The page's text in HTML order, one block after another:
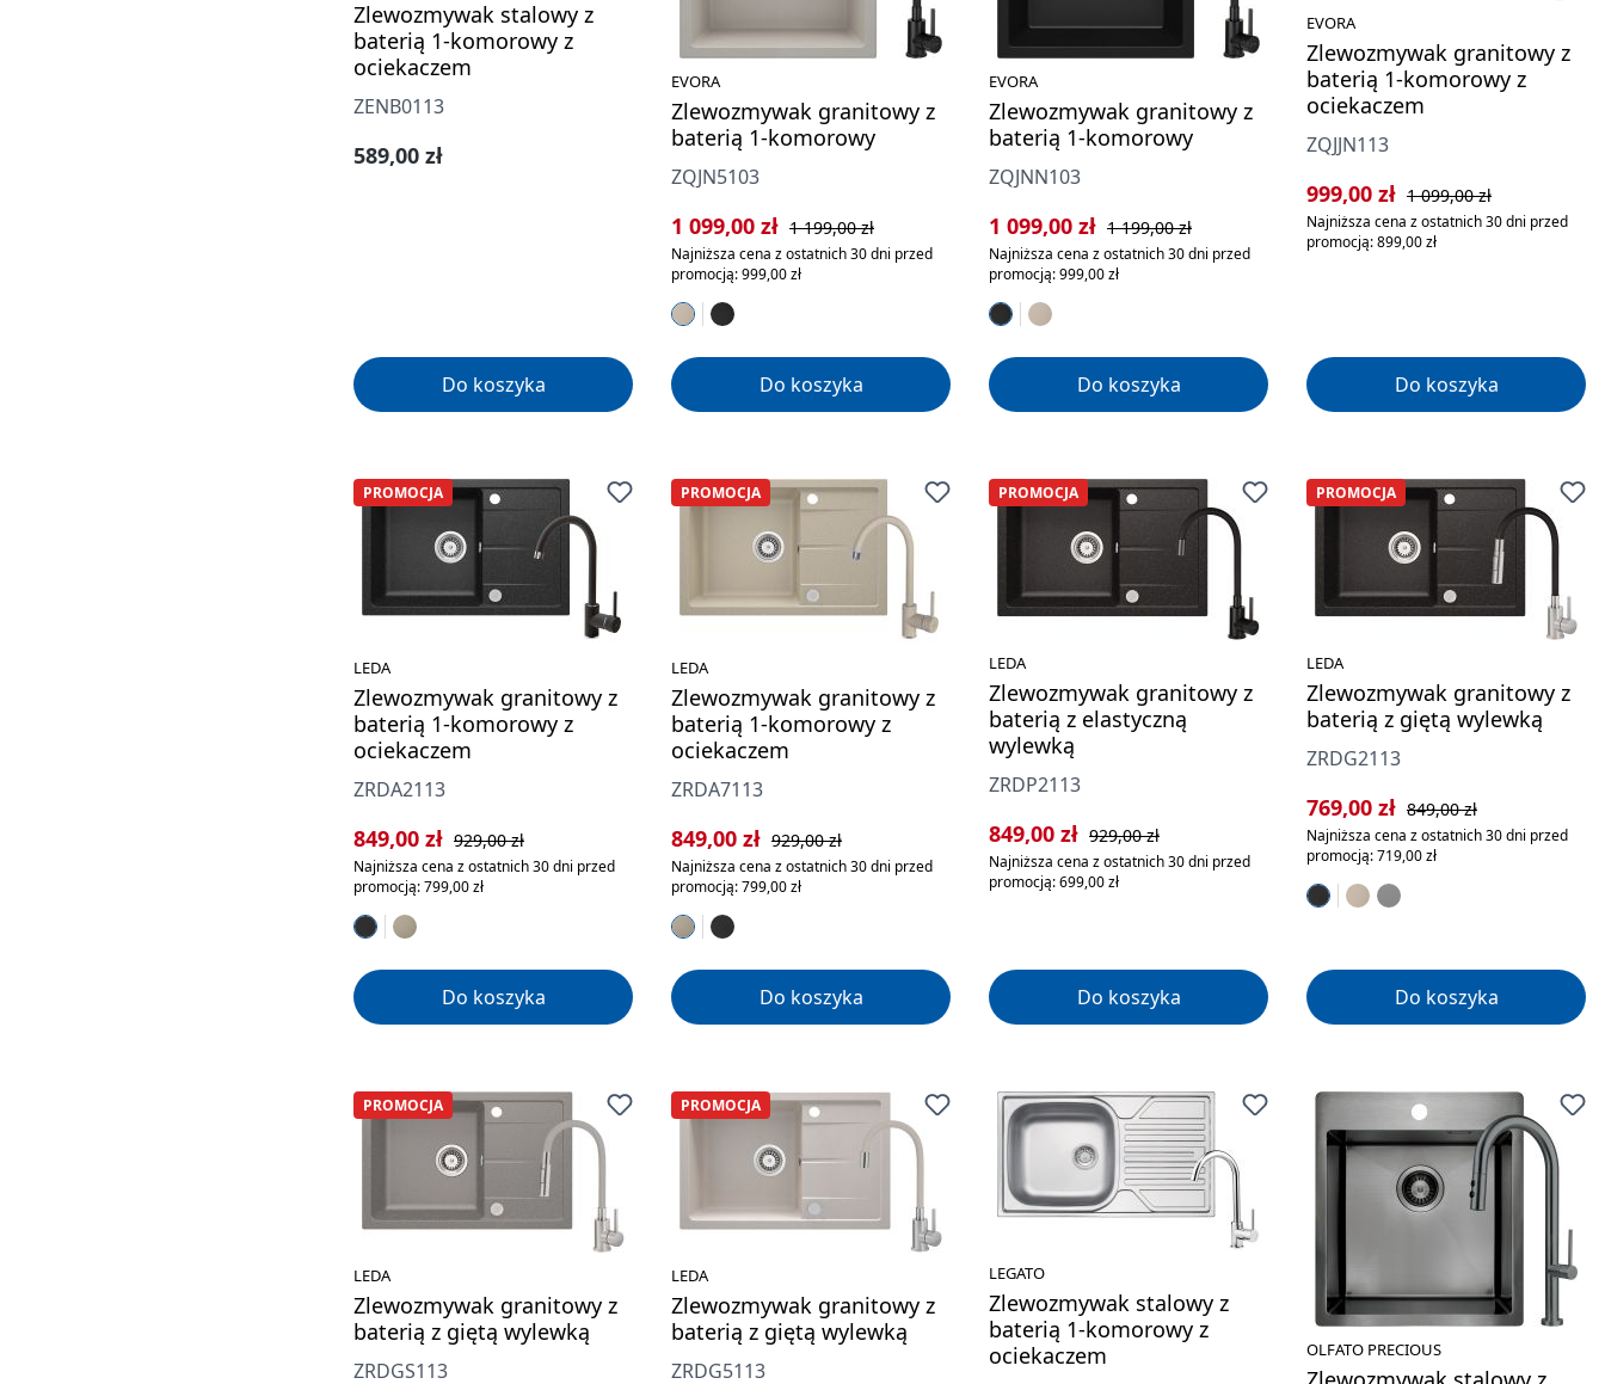
Zlewozmywak stalowy z
baterią 1-komorowy z
ociekaczem
ZENB0113
Cena regularna:
589,00 zł
Do koszyka
EVORA
Zlewozmywak granitowy z
baterią 1-komorowy
ZQJN5103
Cena sprzedaży:
1 099,00 zł Cena regularna:
1 199,00 zł
Najniższa cena z ostatnich 30 dni przed
promocją: 999,00 zł
Do koszyka
EVORA
Zlewozmywak granitowy z
baterią 1-komorowy
ZQJNN103
Cena sprzedaży:
1 099,00 zł Cena regularna:
1 199,00 zł
Najniższa cena z ostatnich 30 dni przed
promocją: 999,00 zł
Do koszyka
EVORA
Zlewozmywak granitowy z
baterią 1-komorowy z
ociekaczem
ZQJJN113
Cena sprzedaży:
999,00 zł Cena regularna:
1 099,00 zł
Najniższa cena z ostatnich 30 dni przed
promocją: 899,00 zł
Do koszyka
PROMOCJA
LEDA
Zlewozmywak granitowy z
baterią 1-komorowy z
ociekaczem
ZRDA2113
Cena sprzedaży:
849,00 zł Cena regularna:
929,00 zł
Najniższa cena z ostatnich 30 dni przed
promocją: 799,00 zł
Do koszyka
PROMOCJA
LEDA
Zlewozmywak granitowy z
baterią 1-komorowy z
ociekaczem
ZRDA7113
Cena sprzedaży:
849,00 zł Cena regularna:
929,00 zł
Najniższa cena z ostatnich 30 dni przed
promocją: 799,00 zł
Do koszyka
PROMOCJA
LEDA
Zlewozmywak granitowy z
baterią z elastyczną
wylewką
ZRDP2113
Cena sprzedaży:
849,00 zł Cena regularna:
929,00 zł
Najniższa cena z ostatnich 30 dni przed
promocją: 699,00 zł
Do koszyka
PROMOCJA
LEDA
Zlewozmywak granitowy z
baterią z giętą wylewką
ZRDG2113
Cena sprzedaży:
769,00 zł Cena regularna:
849,00 zł
Najniższa cena z ostatnich 30 dni przed
promocją: 719,00 zł
Do koszyka
PROMOCJA
LEDA
Zlewozmywak granitowy z
baterią z giętą wylewką
ZRDGS113
PROMOCJA
LEDA
Zlewozmywak granitowy z
baterią z giętą wylewką
ZRDG5113
LEGATO
Zlewozmywak stalowy z
baterią 1-komorowy z
ociekaczem
OLFATO PRECIOUS